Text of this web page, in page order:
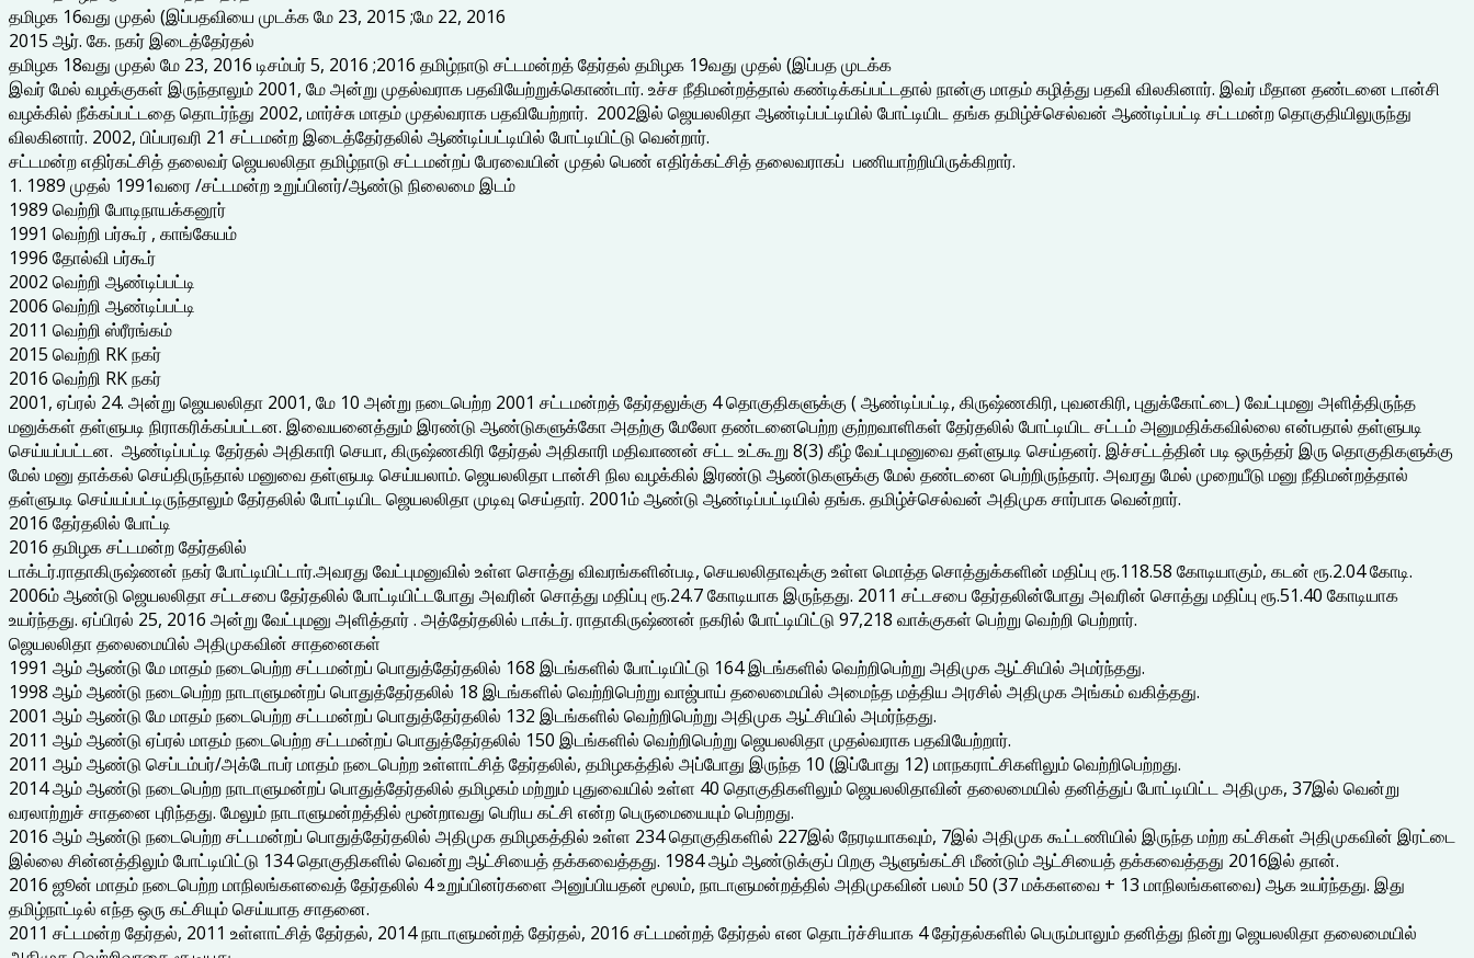
தமிழக 16வது முதல் (இப்பதவியை முடக்க மே 23, 2015 ;மே 22, 2016
2015 ஆர். கே. நகர் இடைத்தேர்தல்
தமிழக 18வது முதல் மே 23, 2016 டிசம்பர் 5, 2016 ;2016 தமிழ்நாடு சட்டமன்றத் தேர்தல் தமிழக 19வது முதல் (இப்பத முடக்க
இவர் மேல் வழக்குகள் இருந்தாலும் 2001, மே அன்று முதல்வராக பதவியேற்றுக்கொண்டார். உச்ச நீதிமன்றத்தால் கண்டிக்கப்பட்டதால் நான்கு மாதம் கழித்து பதவி விலகினார். இவர் மீதான தண்டனை டான்சி
வழக்கில் நீக்கப்பட்டதை தொடர்ந்து 2002, மார்ச்சு மாதம் முதல்வராக பதவியேற்றார். 2002இல் ஜெயலலிதா ஆண்டிப்பட்டியில் போட்டியிட தங்க தமிழ்ச்செல்வன் ஆண்டிப்பட்டி சட்டமன்ற தொகுதியிலுருந்து
விலகினார். 2002, பிப்பரவரி 21 சட்டமன்ற இடைத்தேர்தலில் ஆண்டிப்பட்டியில் போட்டியிட்டு வென்றார்.
சட்டமன்ற எதிர்கட்சித் தலைவர் ஜெயலலிதா தமிழ்நாடு சட்டமன்றப் பேரவையின் முதல் பெண் எதிர்க்கட்சித் தலைவராகப் பணியாற்றியிருக்கிறார்.
1. 1989 முதல் 1991வரை /சட்டமன்ற உறுப்பினர்/ஆண்டு நிலைமை இடம்
1989 வெற்றி போடிநாயக்கனூர்
1991 வெற்றி பர்கூர் , காங்கேயம்
1996 தோல்வி பர்கூர்
2002 வெற்றி ஆண்டிப்பட்டி
2006 வெற்றி ஆண்டிப்பட்டி
2011 வெற்றி ஸ்ரீரங்கம்
2015 வெற்றி RK நகர்
2016 வெற்றி RK நகர்
2001, ஏப்ரல் 24. அன்று ஜெயலலிதா 2001, மே 10 அன்று நடைபெற்ற 2001 சட்டமன்றத் தேர்தலுக்கு 4 தொகுதிகளுக்கு ( ஆண்டிப்பட்டி, கிருஷ்ணகிரி, புவனகிரி, புதுக்கோட்டை) வேட்புமனு அளித்திருந்த
மனுக்கள் தள்ளுபடி நிராகரிக்கப்பட்டன. இவையனைத்தும் இரண்டு ஆண்டுகளுக்கோ அதற்கு மேலோ தண்டனைபெற்ற குற்றவாளிகள் தேர்தலில் போட்டியிட சட்டம் அனுமதிக்கவில்லை என்பதால் தள்ளுபடி
செய்யப்பட்டன. ஆண்டிப்பட்டி தேர்தல் அதிகாரி செயா, கிருஷ்ணகிரி தேர்தல் அதிகாரி மதிவாணன் சட்ட உட்கூறு 8(3) கீழ் வேட்புமனுவை தள்ளுபடி செய்தனர். இச்சட்டத்தின் படி ஒருத்தர் இரு தொகுதிகளுக்கு
மேல் மனு தாக்கல் செய்திருந்தால் மனுவை தள்ளுபடி செய்யலாம். ஜெயலலிதா டான்சி நில வழக்கில் இரண்டு ஆண்டுகளுக்கு மேல் தண்டனை பெற்றிருந்தார். அவரது மேல் முறையீடு மனு நீதிமன்றத்தால்
தள்ளுபடி செய்யப்பட்டிருந்தாலும் தேர்தலில் போட்டியிட ஜெயலலிதா முடிவு செய்தார். 2001ம் ஆண்டு ஆண்டிப்பட்டியில் தங்க. தமிழ்ச்செல்வன் அதிமுக சார்பாக வென்றார்.
2016 தேர்தலில் போட்டி
2016 தமிழக சட்டமன்ற தேர்தலில்
டாக்டர்.ராதாகிருஷ்ணன் நகர் போட்டியிட்டார்.அவரது வேட்புமனுவில் உள்ள சொத்து விவரங்களின்படி, செயலலிதாவுக்கு உள்ள மொத்த சொத்துக்களின் மதிப்பு ரூ.118.58 கோடியாகும், கடன் ரூ.2.04 கோடி.
2006ம் ஆண்டு ஜெயலலிதா சட்டசபை தேர்தலில் போட்டியிட்டபோது அவரின் சொத்து மதிப்பு ரூ.24.7 கோடியாக இருந்தது. 2011 சட்டசபை தேர்தலின்போது அவரின் சொத்து மதிப்பு ரூ.51.40 கோடியாக
உயர்ந்தது. ஏப்பிரல் 25, 2016 அன்று வேட்புமனு அளித்தார் . அத்தேர்தலில் டாக்டர். ராதாகிருஷ்ணன் நகரில் போட்டியிட்டு 97,218 வாக்குகள் பெற்று வெற்றி பெற்றார்.
ஜெயலலிதா தலைமையில் அதிமுகவின் சாதனைகள்
1991 ஆம் ஆண்டு மே மாதம் நடைபெற்ற சட்டமன்றப் பொதுத்தேர்தலில் 168 இடங்களில் போட்டியிட்டு 164 இடங்களில் வெற்றிபெற்று அதிமுக ஆட்சியில் அமர்ந்தது.
1998 ஆம் ஆண்டு நடைபெற்ற நாடாளுமன்றப் பொதுத்தேர்தலில் 18 இடங்களில் வெற்றிபெற்று வாஜ்பாய் தலைமையில் அமைந்த மத்திய அரசில் அதிமுக அங்கம் வகித்தது.
2001 ஆம் ஆண்டு மே மாதம் நடைபெற்ற சட்டமன்றப் பொதுத்தேர்தலில் 132 இடங்களில் வெற்றிபெற்று அதிமுக ஆட்சியில் அமர்ந்தது.
2011 ஆம் ஆண்டு ஏப்ரல் மாதம் நடைபெற்ற சட்டமன்றப் பொதுத்தேர்தலில் 150 இடங்களில் வெற்றிபெற்று ஜெயலலிதா முதல்வராக பதவியேற்றார்.
2011 ஆம் ஆண்டு செப்டம்பர்/அக்டோபர் மாதம் நடைபெற்ற உள்ளாட்சித் தேர்தலில், தமிழகத்தில் அப்போது இருந்த 10 (இப்போது 12) மாநகராட்சிகளிலும் வெற்றிபெற்றது.
2014 ஆம் ஆண்டு நடைபெற்ற நாடாளுமன்றப் பொதுத்தேர்தலில் தமிழகம் மற்றும் புதுவையில் உள்ள 40 தொகுதிகளிலும் ஜெயலலிதாவின் தலைமையில் தனித்துப் போட்டியிட்ட அதிமுக, 37இல் வென்று
வரலாற்றுச் சாதனை புரிந்தது. மேலும் நாடாளுமன்றத்தில் மூன்றாவது பெரிய கட்சி என்ற பெருமையையும் பெற்றது.
2016 ஆம் ஆண்டு நடைபெற்ற சட்டமன்றப் பொதுத்தேர்தலில் அதிமுக தமிழகத்தில் உள்ள 234 தொகுதிகளில் 227இல் நேரடியாகவும், 7இல் அதிமுக கூட்டணியில் இருந்த மற்ற கட்சிகள் அதிமுகவின் இரட்டை
இல்லை சின்னத்திலும் போட்டியிட்டு 134 தொகுதிகளில் வென்று ஆட்சியைத் தக்கவைத்தது. 1984 ஆம் ஆண்டுக்குப் பிறகு ஆளுங்கட்சி மீண்டும் ஆட்சியைத் தக்கவைத்தது 2016இல் தான்.
2016 ஜூன் மாதம் நடைபெற்ற மாநிலங்களவைத் தேர்தலில் 4 உறுப்பினர்களை அனுப்பியதன் மூலம், நாடாளுமன்றத்தில் அதிமுகவின் பலம் 50 (37 மக்களவை + 13 மாநிலங்களவை) ஆக உயர்ந்தது. இது
தமிழ்நாட்டில் எந்த ஒரு கட்சியும் செய்யாத சாதனை.
2011 சட்டமன்ற தேர்தல், 2011 உள்ளாட்சித் தேர்தல், 2014 நாடாளுமன்றத் தேர்தல், 2016 சட்டமன்றத் தேர்தல் என தொடர்ச்சியாக 4 தேர்தல்களில் பெரும்பாலும் தனித்து நின்று ஜெயலலிதா தலைமையில்